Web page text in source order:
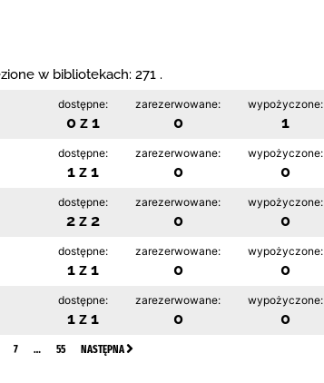
w bibliotekach: 271 .
dostępne:
0 z 1
zarezerwowane:
0
wypożyczone:
1
dostępne:
1 z 1
zarezerwowane:
0
wypożyczone:
0
dostępne:
2 z 2
zarezerwowane:
0
wypożyczone:
0
dostępne:
1 z 1
zarezerwowane:
0
wypożyczone:
0
dostępne:
1 z 1
zarezerwowane:
0
wypożyczone:
0
7 … 55 NASTĘPNA